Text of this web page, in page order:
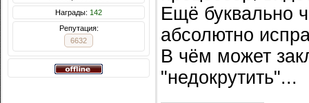
Награды: 142
Репутация:
6632
Ещё буквально
абсолютно
В чём может
"недокрутить"...